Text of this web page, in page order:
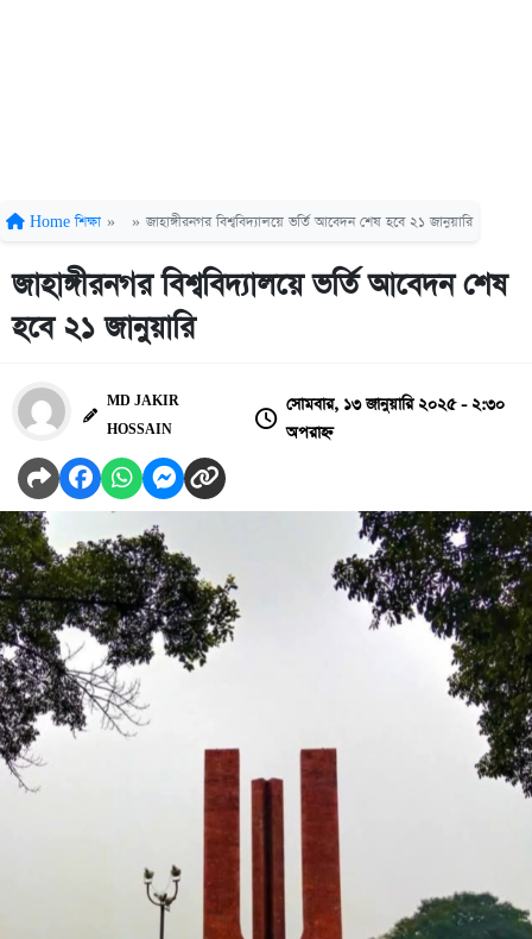
Home শিক্ষা » » জাহাঙ্গীরনগর বিশ্ববিদ্যালয়ে ভর্তি আবেদন শেষ হবে ২১ জানুয়ারি
জাহাঙ্গীরনগর বিশ্ববিদ্যালয়ে ভর্তি আবেদন শেষ
হবে ২১ জানুয়ারি
MD JAKIR
HOSSAIN
সোমবার, ১৩ জানুয়ারি ২০২৫ - ২:৩০
অপরাহ্ন